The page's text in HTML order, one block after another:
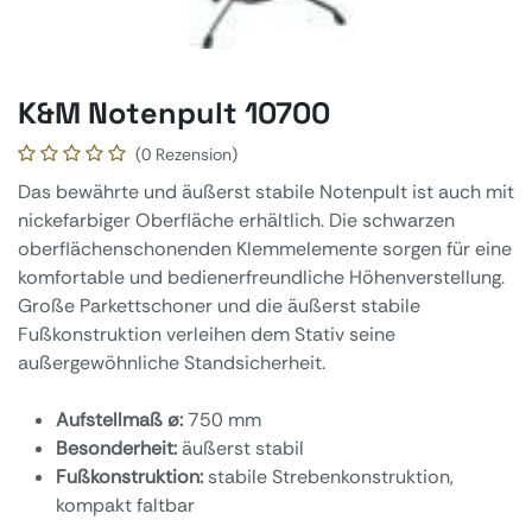
K&M Notenpult 10700
(0 Rezension)
Das bewährte und äußerst stabile Notenpult ist auch mit
nickefarbiger Oberfläche erhältlich. Die schwarzen
oberflächenschonenden Klemmelemente sorgen für eine
komfortable und bedienerfreundliche Höhenverstellung.
Große Parkettschoner und die äußerst stabile
Fußkonstruktion verleihen dem Stativ seine
außergewöhnliche Standsicherheit.
Aufstellmaß ø: 750 mm
Besonderheit:äußerst stabil
Fußkonstruktion: stabile Strebenkonstruktion,
kompakt faltbar